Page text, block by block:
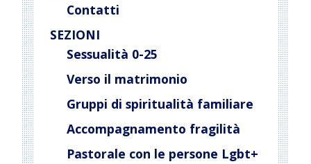
Contatti
SEZIONI
Sessualità 0-25
Verso il matrimonio
Gruppi di spiritualità familiare
Accompagnamento fragilità
Pastorale con le persone Lgbt+